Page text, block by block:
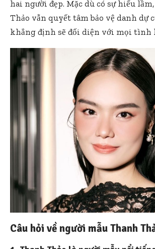
hai người đẹp. Mặc dù có sự hiểu
Thảo vẫn quyết tâm bảo vệ danh dự
khẳng định sẽ đối diện với mọi tình
Câu hỏi về người mẫu Thanh